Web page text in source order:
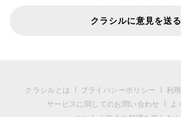
クラシルに意見を送る
クラシルとは プライバシーポリシー 利
サービスに関してのお問い合わせ
よ